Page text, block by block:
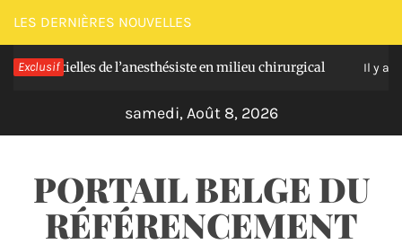
Passer
au
contenu
LES DERNIÈRES NOUVELLES
Exclusifde l’anesthésiste en milieu chirurgical Il y a 4 jours
samedi, Août 8, 2026
PORTAIL BELGE DU
RÉFÉRENCEMENT